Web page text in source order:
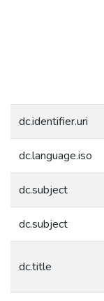
dc.identifier.uri
dc.language.iso
dc.subject
dc.subject
dc.title